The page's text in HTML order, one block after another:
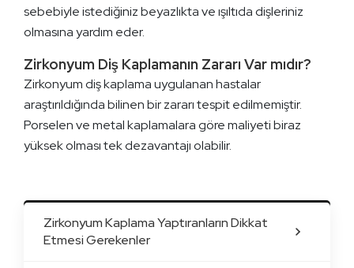
sebebiyle istediğiniz beyazlıkta ve ışıltıda dişleriniz
olmasına yardım eder.
Zirkonyum Diş Kaplamanın Zararı Var mıdır?
Zirkonyum diş kaplama uygulanan hastalar
araştırıldığında bilinen bir zararı tespit edilmemiştir.
Porselen ve metal kaplamalara göre maliyeti biraz
yüksek olması tek dezavantajı olabilir.
Zirkonyum Kaplama Yaptıranların Dikkat
Etmesi Gerekenler